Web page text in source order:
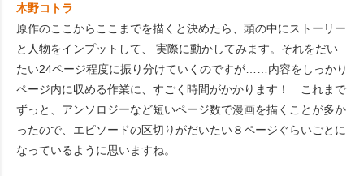
木野コトラ
原作のここからここまでを描くと決めたら、頭の中にストーリー
と人物をインプットして、 実際に動かしてみます。それをだい
たい24ページ程度に振り分けていくのですが……内容をしっかり
ページ内に収める作業に、すごく時間がかかります！ これまで
ずっと、アンソロジーなど短いページ数で漫画を描くことが多か
ったので、エピソードの区切りがだいたい８ページぐらいごとに
なっているように思いますね。